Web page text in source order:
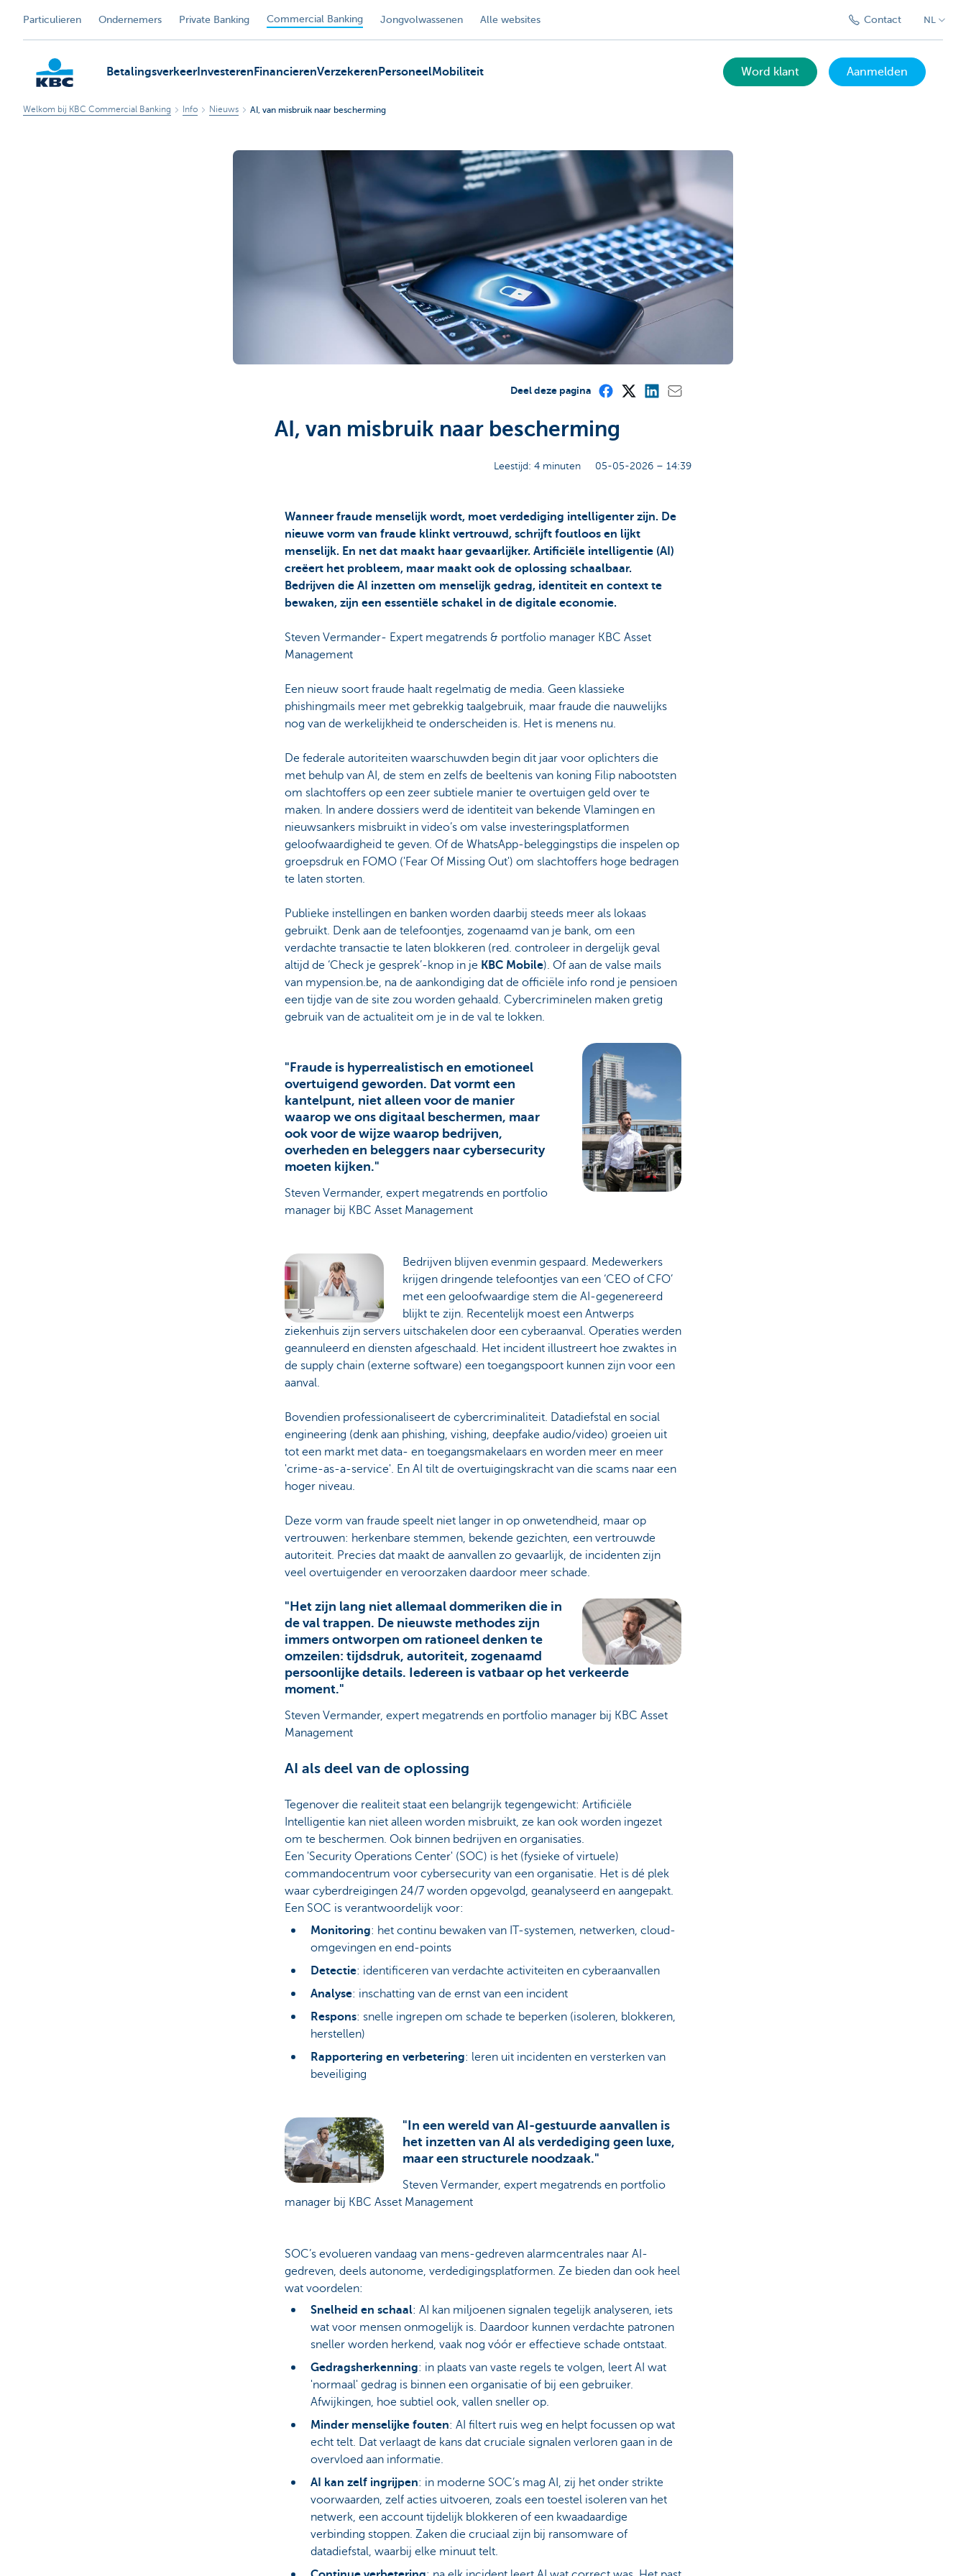
Particulieren Ondernemers Private Banking Commercial Banking Jongvolwassenen Alle websites Contact NL
Betalingsverkeer Investeren FinancierenVerzekeren PersoneelMobiliteit Word klant Aanmelden
Welkom bij KBC Commercial Banking Info Nieuws AI, van misbruik naar bescherming
Deel deze pagina
AI, van misbruik naar bescherming
Leestijd: 4 minuten 05-05-2026 – 14:39
Wanneer fraude menselijk wordt, moet verdediging intelligenter zijn. De
nieuwe vorm van fraude klinkt vertrouwd, schrijft foutloos en lijkt
menselijk. En net dat maakt haar gevaarlijker. Artificiële intelligentie (AI)
creëert het probleem, maar maakt ook de oplossing schaalbaar.
Bedrijven die AI inzetten om menselijk gedrag, identiteit en context te
bewaken, zijn een essentiële schakel in de digitale economie.
Steven Vermander- Expert megatrends & portfolio manager KBC Asset
Management
Een nieuw soort fraude haalt regelmatig de media. Geen klassieke
phishingmails meer met gebrekkig taalgebruik, maar fraude die nauwelijks
nog van de werkelijkheid te onderscheiden is. Het is menens nu.
De federale autoriteiten waarschuwden begin dit jaar voor oplichters die
met behulp van AI, de stem en zelfs de beeltenis van koning Filip nabootsten
om slachtoffers op een zeer subtiele manier te overtuigen geld over te
maken. In andere dossiers werd de identiteit van bekende Vlamingen en
nieuwsankers misbruikt in video’s om valse investeringsplatformen
geloofwaardigheid te geven. Of de WhatsApp-beleggingstips die inspelen op
groepsdruk en FOMO ('Fear Of Missing Out') om slachtoffers hoge bedragen
te laten storten.
Publieke instellingen en banken worden daarbij steeds meer als lokaas
gebruikt. Denk aan de telefoontjes, zogenaamd van je bank, om een
verdachte transactie te laten blokkeren (red. controleer in dergelijk geval
altijd de ‘Check je gesprek’-knop in je KBC Mobile). Of aan de valse mails
van mypension.be, na de aankondiging dat de officiële info rond je pensioen
een tijdje van de site zou worden gehaald. Cybercriminelen maken gretig
gebruik van de actualiteit om je in de val te lokken.
"Fraude is hyperrealistisch en emotioneel
overtuigend geworden. Dat vormt een
kantelpunt, niet alleen voor de manier
waarop we ons digitaal beschermen, maar
ook voor de wijze waarop bedrijven,
overheden en beleggers naar cybersecurity
moeten kijken."
Steven Vermander, expert megatrends en portfolio
manager bij KBC Asset Management
Bedrijven blijven evenmin gespaard. Medewerkers
krijgen dringende telefoontjes van een ‘CEO of CFO’
met een geloofwaardige stem die AI-gegenereerd
blijkt te zijn. Recentelijk moest een Antwerps
ziekenhuis zijn servers uitschakelen door een cyberaanval. Operaties werden
geannuleerd en diensten afgeschaald. Het incident illustreert hoe zwaktes in
de supply chain (externe software) een toegangspoort kunnen zijn voor een
aanval.
Bovendien professionaliseert de cybercriminaliteit. Datadiefstal en social
engineering (denk aan phishing, vishing, deepfake audio/video) groeien uit
tot een markt met data- en toegangsmakelaars en worden meer en meer
'crime-as-a-service'. En AI tilt de overtuigingskracht van die scams naar een
hoger niveau.
Deze vorm van fraude speelt niet langer in op onwetendheid, maar op
vertrouwen: herkenbare stemmen, bekende gezichten, een vertrouwde
autoriteit. Precies dat maakt de aanvallen zo gevaarlijk, de incidenten zijn
veel overtuigender en veroorzaken daardoor meer schade.
"Het zijn lang niet allemaal dommeriken die in
de val trappen. De nieuwste methodes zijn
immers ontworpen om rationeel denken te
omzeilen: tijdsdruk, autoriteit, zogenaamd
persoonlijke details. Iedereen is vatbaar op het verkeerde
moment."
Steven Vermander, expert megatrends en portfolio manager bij KBC Asset
Management
AI als deel van de oplossing
Tegenover die realiteit staat een belangrijk tegengewicht: Artificiële
Intelligentie kan niet alleen worden misbruikt, ze kan ook worden ingezet
om te beschermen. Ook binnen bedrijven en organisaties.
Een 'Security Operations Center' (SOC) is het (fysieke of virtuele)
commandocentrum voor cybersecurity van een organisatie. Het is dé plek
waar cyberdreigingen 24/7 worden opgevolgd, geanalyseerd en aangepakt.
Een SOC is verantwoordelijk voor:
Monitoring: het continu bewaken van IT-systemen, netwerken, cloud-
omgevingen en end-points
Detectie: identificeren van verdachte activiteiten en cyberaanvallen
Analyse: inschatting van de ernst van een incident
Respons: snelle ingrepen om schade te beperken (isoleren, blokkeren,
herstellen)
Rapportering en verbetering: leren uit incidenten en versterken van
beveiliging
"In een wereld van AI-gestuurde aanvallen is
het inzetten van AI als verdediging geen luxe,
maar een structurele noodzaak."
Steven Vermander, expert megatrends en portfolio
manager bij KBC Asset Management
SOC’s evolueren vandaag van mens-gedreven alarmcentrales naar AI-
gedreven, deels autonome, verdedigingsplatformen. Ze bieden dan ook heel
wat voordelen:
Snelheid en schaal: AI kan miljoenen signalen tegelijk analyseren, iets
wat voor mensen onmogelijk is. Daardoor kunnen verdachte patronen
sneller worden herkend, vaak nog vóór er effectieve schade ontstaat.
Gedragsherkenning: in plaats van vaste regels te volgen, leert AI wat
'normaal' gedrag is binnen een organisatie of bij een gebruiker.
Afwijkingen, hoe subtiel ook, vallen sneller op.
Minder menselijke fouten: AI filtert ruis weg en helpt focussen op wat
echt telt. Dat verlaagt de kans dat cruciale signalen verloren gaan in de
overvloed aan informatie.
AI kan zelf ingrijpen: in moderne SOC’s mag AI, zij het onder strikte
voorwaarden, zelf acties uitvoeren, zoals een toestel isoleren van het
netwerk, een account tijdelijk blokkeren of een kwaadaardige
verbinding stoppen. Zaken die cruciaal zijn bij ransomware of
datadiefstal, waarbij elke minuut telt.